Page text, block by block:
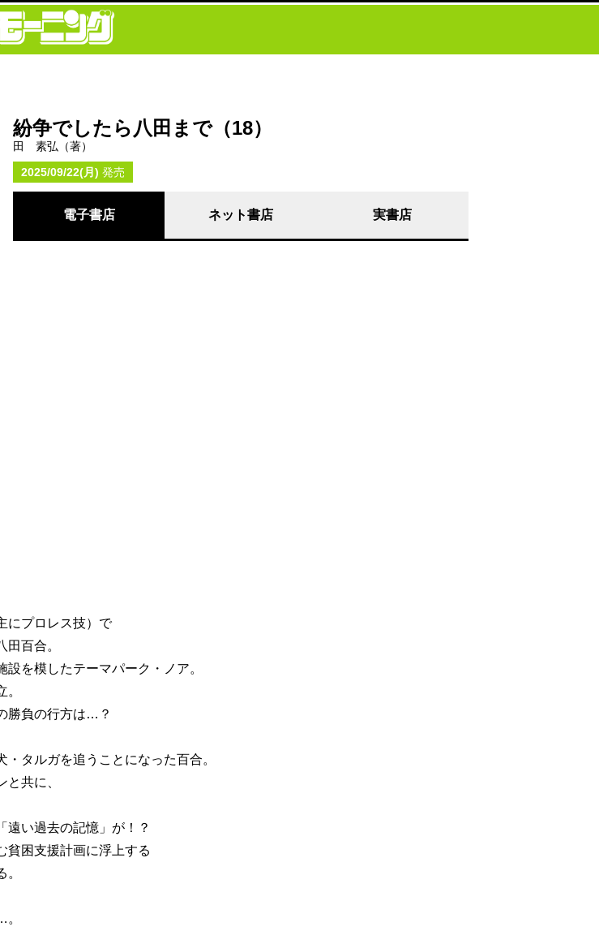
紛争でしたら八田まで（18）
田 素弘（著）
2025/09/22(月) 発売
電子書店 ネット書店 実書店
にプロレス技）で
百合。
を模したテーマパーク・ノア。
勝負の行方は…？
タルガを追うことになった百合。
共に、
遠い過去の記憶」が！？
貧困支援計画に浮上する